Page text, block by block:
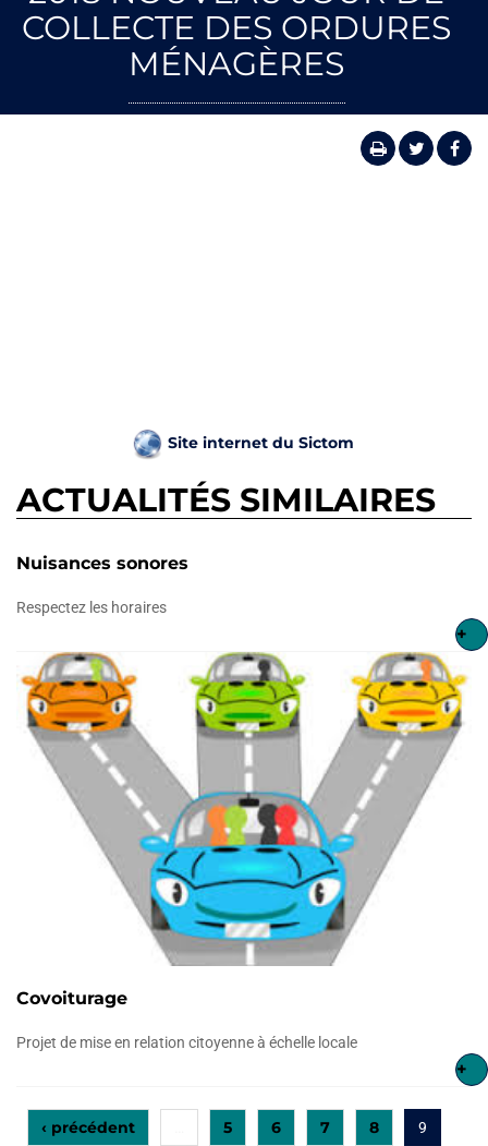
COLLECTE DES ORDURES
MÉNAGÈRES
Site internet du Sictom
ACTUALITÉS SIMILAIRES
Nuisances sonores
Respectez les horaires
+
Covoiturage
Projet de mise en relation citoyenne à échelle locale
+
‹ précédent 5 6 7 8 9